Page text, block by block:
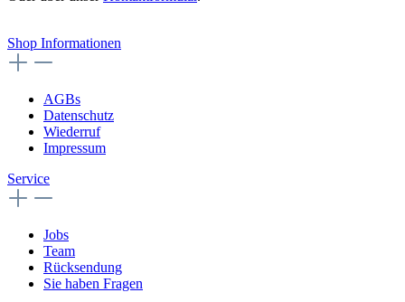
Shop Informationen
AGBs
Datenschutz
Wiederruf
Impressum
Service
Jobs
Team
Rücksendung
Sie haben Fragen